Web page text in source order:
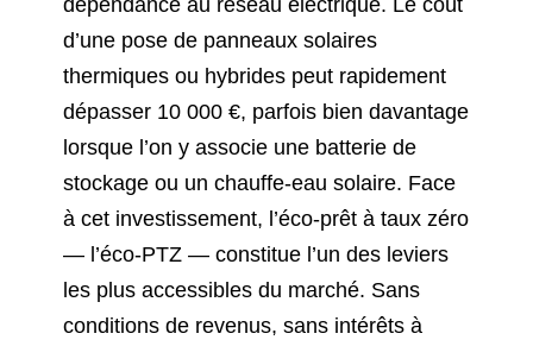
d’une pose de panneaux solaires
thermiques ou hybrides peut rapidement
dépasser 10 000 €, parfois bien davantage
lorsque l’on y associe une batterie de
stockage ou un chauffe-eau solaire. Face
à cet investissement, l’éco-prêt à taux zéro
— l’éco-PTZ — constitue l’un des leviers
les plus accessibles du marché. Sans
conditions de revenus, sans intérêts à